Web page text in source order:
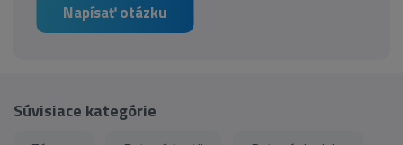
Napísať otázku
Súvisiace kategórie